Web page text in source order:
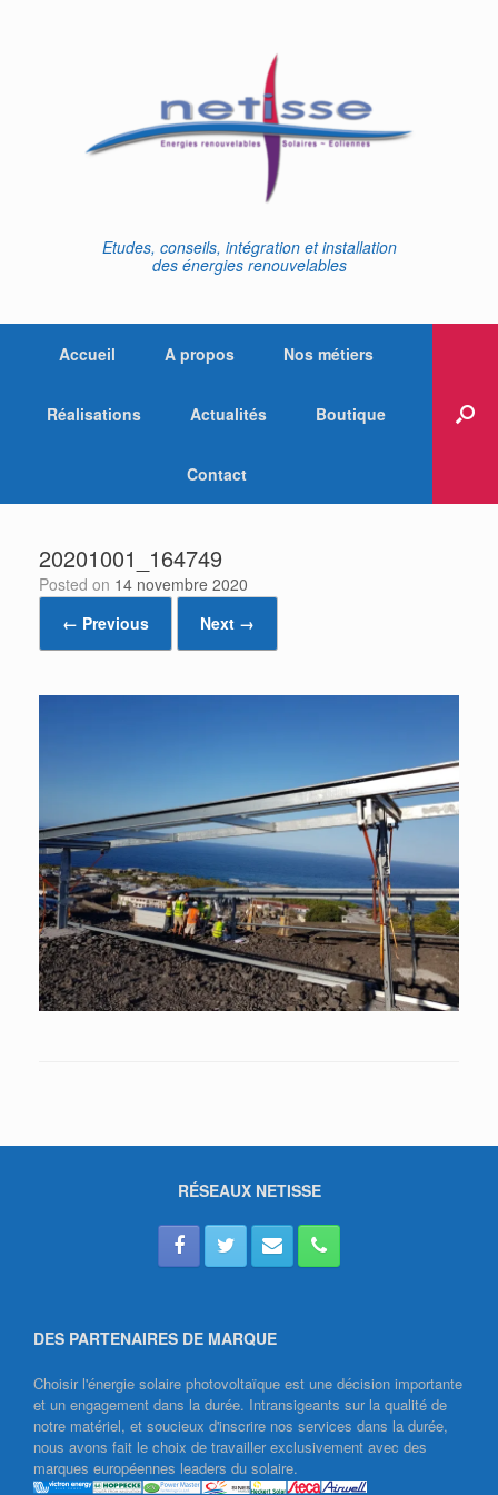
Etudes, conseils, intégration et installation
des énergies renouvelables
Accueil A propos Nos métiers
Réalisations Actualités Boutique
Contact
20201001_164749
Posted on 14 novembre 2020
← Previous
Next →
RÉSEAUX NETISSE
DES PARTENAIRES DE MARQUE
Choisir l'énergie solaire photovoltaïque est une décision importante
et un engagement dans la durée. Intransigeants sur la qualité de
notre matériel, et soucieux d'inscrire nos services dans la durée,
nous avons fait le choix de travailler exclusivement avec des
marques européennes leaders du solaire.